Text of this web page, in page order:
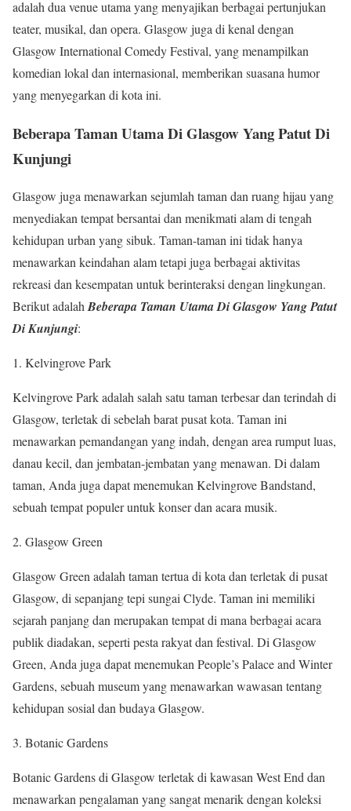
adalah dua venue utama yang menyajikan berbagai pertunjukan
teater, musikal, dan opera. Glasgow juga di kenal dengan
Glasgow International Comedy Festival, yang menampilkan
komedian lokal dan internasional, memberikan suasana humor
yang menyegarkan di kota ini.
Beberapa Taman Utama Di Glasgow Yang Patut Di
Kunjungi
Glasgow juga menawarkan sejumlah taman dan ruang hijau yang
menyediakan tempat bersantai dan menikmati alam di tengah
kehidupan urban yang sibuk. Taman-taman ini tidak hanya
menawarkan keindahan alam tetapi juga berbagai aktivitas
rekreasi dan kesempatan untuk berinteraksi dengan lingkungan.
Berikut adalahBeberapa Taman Utama Di Glasgow Yang Patut
Di Kunjungi:
1. Kelvingrove Park
Kelvingrove Park adalah salah satu taman terbesar dan terindah di
Glasgow, terletak di sebelah barat pusat kota. Taman ini
menawarkan pemandangan yang indah, dengan area rumput luas,
danau kecil, dan jembatan-jembatan yang menawan. Di dalam
taman, Anda juga dapat menemukan Kelvingrove Bandstand,
sebuah tempat populer untuk konser dan acara musik.
2. Glasgow Green
Glasgow Green adalah taman tertua di kota dan terletak di pusat
Glasgow, di sepanjang tepi sungai Clyde. Taman ini memiliki
sejarah panjang dan merupakan tempat di mana berbagai acara
publik diadakan, seperti pesta rakyat dan festival. Di Glasgow
Green, Anda juga dapat menemukan People’s Palace and Winter
Gardens, sebuah museum yang menawarkan wawasan tentang
kehidupan sosial dan budaya Glasgow.
3. Botanic Gardens
Botanic Gardens di Glasgow terletak di kawasan West End dan
menawarkan pengalaman yang sangat menarik dengan koleksi